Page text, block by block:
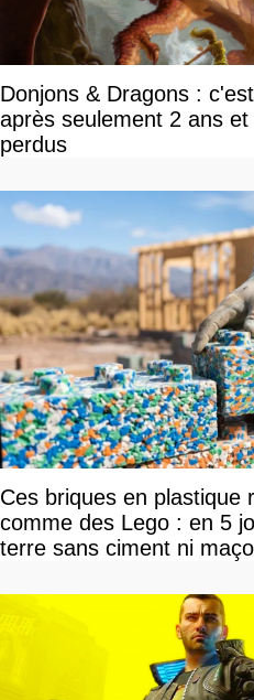
Donjons & Dragons :
après seulement 2 ans
perdus
Ces briques en plastique
comme des Lego : en 5
terre sans ciment ni